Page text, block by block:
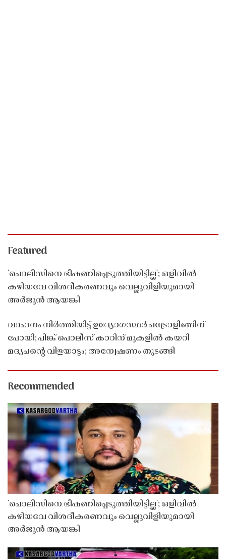
Featured
'പൊലീസിനെ ഭീഷണിപ്പെടുത്തിയിട്ടില്ല'; ഒളിവിൽ
കഴിയവേ വിശദീകരണവും വെല്ലുവിളിയുമായി
അർജുൻ ആയങ്കി
വാഹനം നിർത്തിയിട്ട് ഉദ്യോഗസ്ഥർ പട്രോളിങ്ങിന്
പോയി; പിങ്ക് പൊലീസ് കാറിന് മുകളിൽ കയറി
മദ്യപൻ്റെ വിളയാട്ടം; അന്വേഷണം തുടങ്ങി
Recommended
'പൊലീസിനെ ഭീഷണിപ്പെടുത്തിയിട്ടില്ല'; ഒളിവിൽ
കഴിയവേ വിശദീകരണവും വെല്ലുവിളിയുമായി
അർജുൻ ആയങ്കി